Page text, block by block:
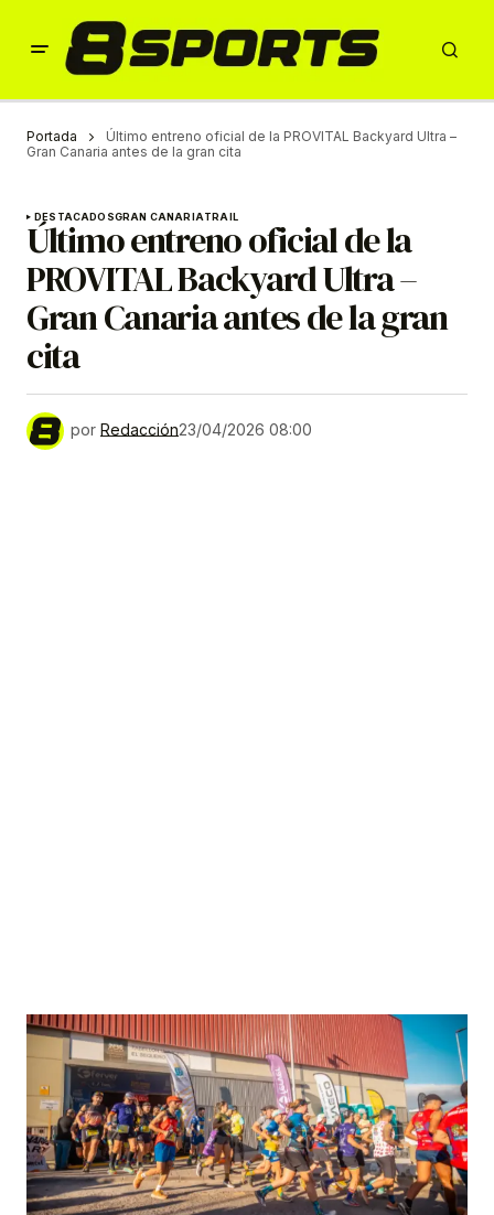
Portada
Último entreno oficial de la PROVITAL Backyard Ultra –
Gran Canaria antes de la gran cita
DESTACADOSGRAN CANARIATRAIL
Último entreno oficial de la
PROVITAL Backyard Ultra –
Gran Canaria antes de la gran
cita
por Redacción23/04/2026 08:00